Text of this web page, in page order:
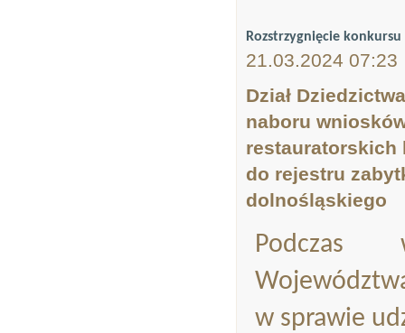
Rozstrzygnięcie
21.03.2024 07:23
Dział
naboru
restauratorskich
do rejestru
dolnośląskiego
Podczas
w sprawie